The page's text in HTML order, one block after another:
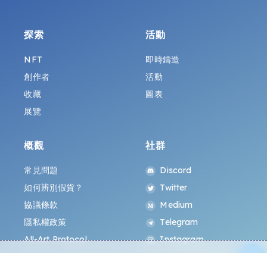
探索
NFT
創作者
收藏
展覽
活動
即時鑄造
活動
圖表
概觀
常見問題
如何辨別假貨？
協議條款
隱私權政策
All-Art Protocol
社群
Discord
Twitter
Medium
Telegram
Instagram